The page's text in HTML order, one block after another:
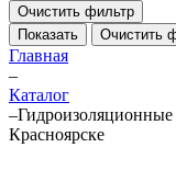
Очистить фильтр
Показать
Очистить
Главная
–
Каталог
–Гидроизоляционные
Красноярске